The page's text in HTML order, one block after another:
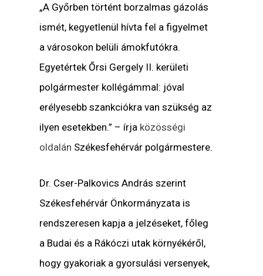
„A Győrben történt borzalmas gázolás
ismét, kegyetlenül hívta fel a figyelmet
a városokon belüli ámokfutókra.
Egyetértek Őrsi Gergely II. kerületi
polgármester kollégámmal: jóval
erélyesebb szankciókra van szükség az
ilyen esetekben.” – írja közösségi
oldalán Székesfehérvár polgármestere.
Dr. Cser-Palkovics András szerint
Székesfehérvár Önkormányzata is
rendszeresen kapja a jelzéseket, főleg
a Budai és a Rákóczi utak környékéről,
hogy gyakoriak a gyorsulási versenyek,